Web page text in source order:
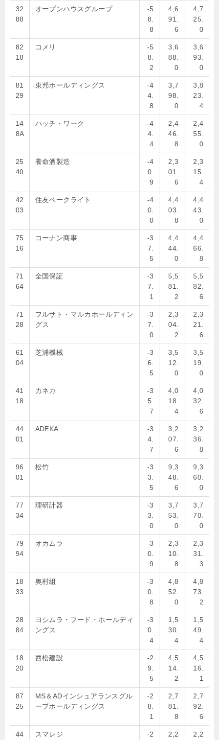
32
88
オープンハウスグループ
-5
8.
8
4,6
91.
6
4,7
25.
0
82
18
コメリ
-5
8.
2
3,6
88.
0
3,6
93.
0
81
29
東邦ホールディングス
-4
4.
8
3,7
98.
0
3,8
23.
4
14
8A
ハッチ・ワーク
-4
4.
4
2,4
46.
8
2,4
55.
0
25
40
養命酒製造
-4
0.
9
2,3
01.
6
2,3
15.
4
42
03
住友ベークライト
-4
0.
0
4,4
03.
8
4,4
43.
0
75
16
コーナン商事
-3
7.
5
4,4
44.
0
4,4
66.
8
71
64
全国保証
-3
7.
1
5,5
81.
2
5,5
82.
6
71
28
フルサト・マルカホールディン
グス
-3
7.
0
2,3
04.
2
2,3
21.
6
61
04
芝浦機械
-3
6.
5
3,5
12.
0
3,5
19.
0
41
18
カネカ
-3
5.
7
4,0
18.
4
4,0
32.
6
44
01
ADEKA
-3
4.
7
3,2
07.
6
3,2
36.
8
96
01
松竹
-3
3.
5
9,3
48.
6
9,3
60.
0
77
34
理研計器
-3
3.
0
3,7
53.
0
3,7
70.
0
79
94
オカムラ
-3
0.
9
2,3
10.
8
2,3
31.
3
18
33
奥村組
-3
0.
8
4,8
52.
0
4,8
73.
2
28
84
ヨシムラ・フード・ホールディ
ングス
-3
0.
4
1,5
30.
4
1,5
49.
4
18
20
西松建設
-2
9.
5
4,5
14.
2
4,5
16.
1
87
25
MS＆ADインシュアランスグル
ープホールディングス
-2
8.
1
2,7
81.
8
2,7
92.
6
44
スマレジ
-2
2,2
2,2